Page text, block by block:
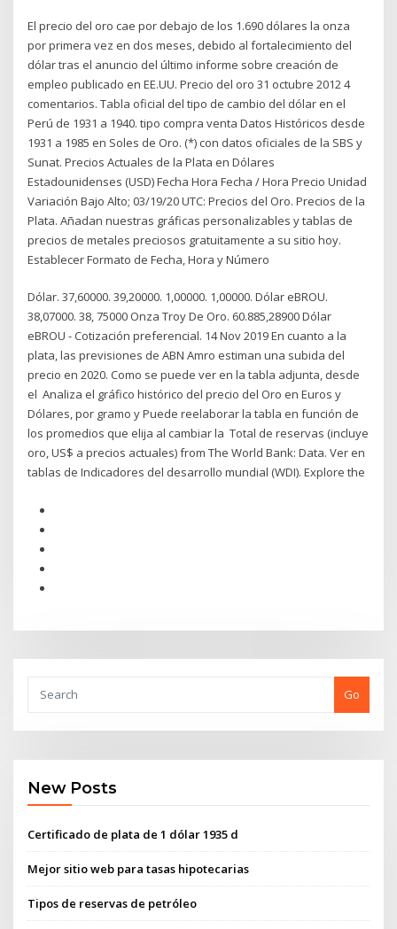
El precio del oro cae por debajo de los 1.690 dólares la onza
por primera vez en dos meses, debido al fortalecimiento del
dólar tras el anuncio del último informe sobre creación de
empleo publicado en EE.UU. Precio del oro 31 octubre 2012 4
comentarios. Tabla oficial del tipo de cambio del dólar en el
Perú de 1931 a 1940. tipo compra venta Datos Históricos desde
1931 a 1985 en Soles de Oro. (*) con datos oficiales de la SBS y
Sunat. Precios Actuales de la Plata en Dólares
Estadounidenses (USD) Fecha Hora Fecha / Hora Precio Unidad
Variación Bajo Alto; 03/19/20 UTC: Precios del Oro. Precios de la
Plata. Añadan nuestras gráficas personalizables y tablas de
precios de metales preciosos gratuitamente a su sitio hoy.
Establecer Formato de Fecha, Hora y Número
Dólar. 37,60000. 39,20000. 1,00000. 1,00000. Dólar eBROU.
38,07000. 38, 75000 Onza Troy De Oro. 60.885,28900 Dólar
eBROU - Cotización preferencial. 14 Nov 2019 En cuanto a la
plata, las previsiones de ABN Amro estiman una subida del
precio en 2020. Como se puede ver en la tabla adjunta, desde
el Analiza el gráfico histórico del precio del Oro en Euros y
Dólares, por gramo y Puede reelaborar la tabla en función de
los promedios que elija al cambiar la Total de reservas (incluye
oro, US$ a precios actuales) from The World Bank: Data. Ver en
tablas de Indicadores del desarrollo mundial (WDI). Explore the
Go
New Posts
Certificado de plata de 1 dólar 1935 d
Mejor sitio web para tasas hipotecarias
Tipos de reservas de petróleo